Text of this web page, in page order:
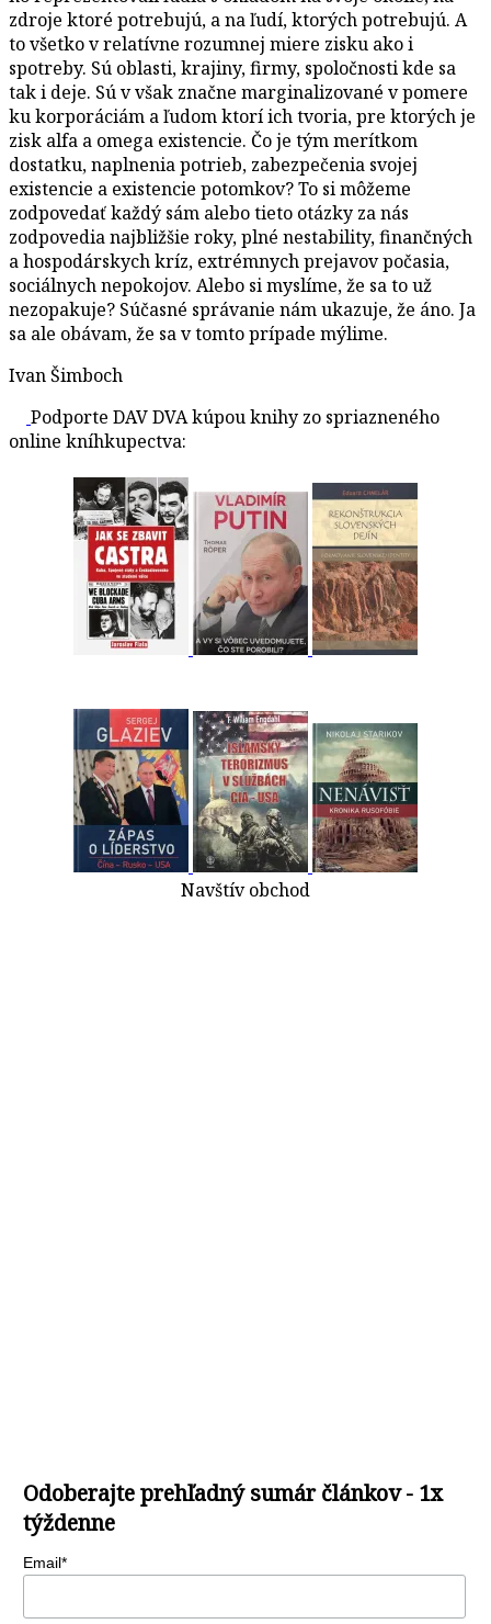
zdroje ktoré potrebujú, a na ľudí, ktorých potrebujú. A
to všetko v relatívne rozumnej miere zisku ako i
spotreby. Sú oblasti, krajiny, firmy, spoločnosti kde sa
tak i deje. Sú v však značne marginalizované v pomere
ku korporáciám a ľudom ktorí ich tvoria, pre ktorých je
zisk alfa a omega existencie. Čo je tým merítkom
dostatku, naplnenia potrieb, zabezpečenia svojej
existencie a existencie potomkov? To si môžeme
zodpovedať každý sám alebo tieto otázky za nás
zodpovedia najbližšie roky, plné nestability, finančných
a hospodárskych kríz, extrémnych prejavov počasia,
sociálnych nepokojov. Alebo si myslíme, že sa to už
nezopakuje? Súčasné správanie nám ukazuje, že áno. Ja
sa ale obávam, že sa v tomto prípade mýlime.
Ivan Šimboch
Podporte DAV DVA kúpou knihy zo spriazneného
online kníhkupectva:
Navštív obchod
Odoberajte prehľadný sumár článkov - 1x
týždenne
Email*